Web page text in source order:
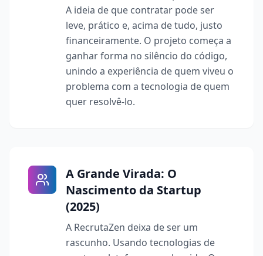
A ideia de que contratar pode ser
leve, prático e, acima de tudo, justo
financeiramente. O projeto começa a
ganhar forma no silêncio do código,
unindo a experiência de quem viveu o
problema com a tecnologia de quem
quer resolvê-lo.
A Grande Virada: O
Nascimento da Startup
(2025)
A RecrutaZen deixa de ser um
rascunho. Usando tecnologias de